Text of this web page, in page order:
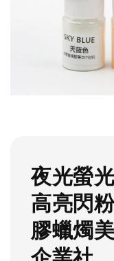
夜光螢
高亮閃
膠蠟燭